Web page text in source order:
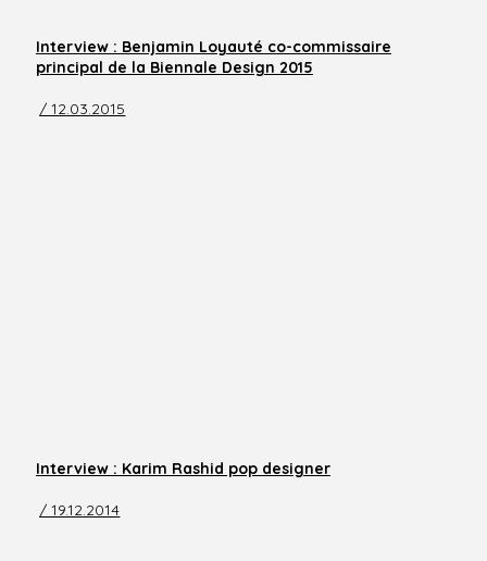
Interview : Benjamin Loyauté co-commissaire
principal de la Biennale Design 2015
/ 12.03.2015
Interview : Karim Rashid pop designer
/ 19.12.2014